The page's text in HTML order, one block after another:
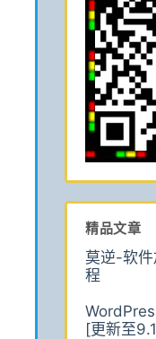
精品文章
莫逆-软
程
[更新至